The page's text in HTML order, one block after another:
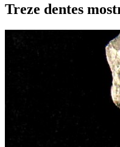
Treze dentes